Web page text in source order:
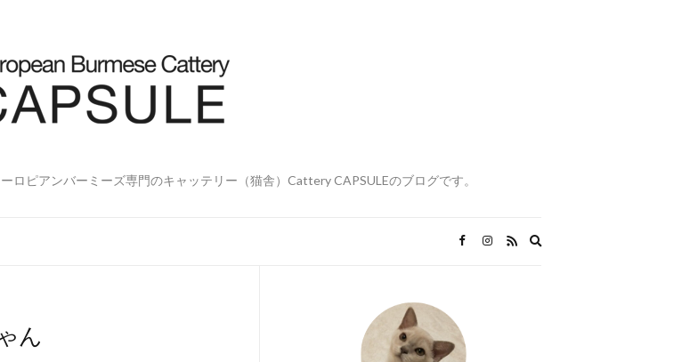
ロピアンバーミーズ専門のキャッテリー（猫舎）Cattery CAPSULEのブログです。
ん